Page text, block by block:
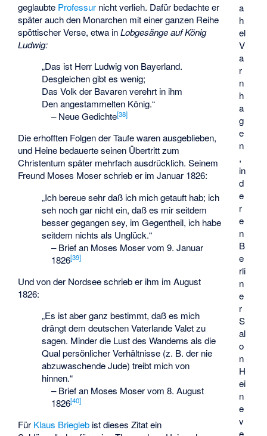
a
h
el
V
a
r
n
h
a
g
e
n
,
in
d
e
r
e
n
B
e
rli
n
e
r
S
al
o
n
H
ei
n
e
v
e
geglaubte Professur nicht verlieh. Dafür bedachte er
später auch den Monarchen mit einer ganzen Reihe
spöttischer Verse, etwa inLobgesänge auf König
Ludwig:
„Das ist Herr Ludwig von Bayerland.
Desgleichen gibt es wenig;
Das Volk der Bavaren verehrt in ihm
Den angestammelten König.“
–Neue Gedichte[38]
Die erhofften Folgen der Taufe waren ausgeblieben,
und Heine bedauerte seinen Übertritt zum
Christentum später mehrfach ausdrücklich. Seinem
Freund Moses Moserschrieb er im Januar 1826:
„Ich bereue sehr daß ich mich getauft hab; ich
seh noch gar nicht ein, daß es mir seitdem
besser gegangen sey, im Gegentheil, ich habe
seitdem nichts als Unglück.“
–Brief an Moses Moservom 9. Januar
1826[39]
Und von der Nordsee schrieb er ihm im August
1826:
„Es ist aber ganz bestimmt, daß es mich
drängt dem deutschen Vaterlande Valet zu
sagen. Minder die Lust des Wanderns als die
Qual persönlicher Verhältnisse (z. B. der nie
abzuwaschende Jude) treibt mich von
hinnen.“
–Brief an Moses Moservom 8. August
1826[40]
Für Klaus Briegleb ist dieses Zitat ein